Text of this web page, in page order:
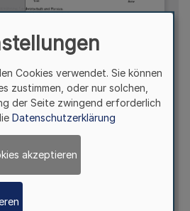
Cookies verwendet. Sie können
zustimmen, oder nur solchen,
der Seite zwingend erforderlich
Datenschutzerklärung
akzeptieren